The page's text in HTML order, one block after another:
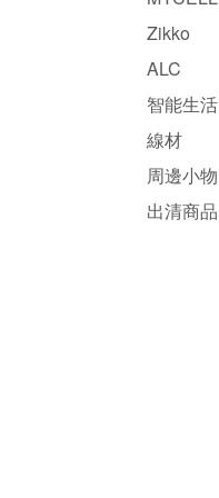
Zikko
ALC
智能生活
線材
周邊小物
出清商品